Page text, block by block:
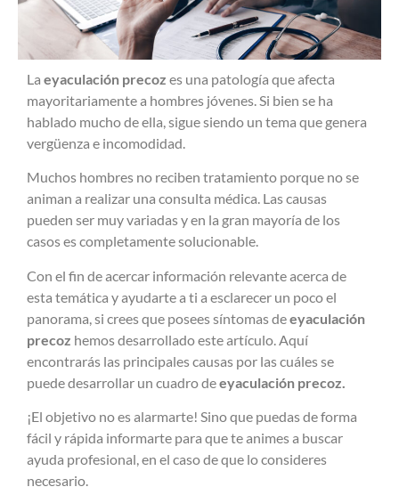
La eyaculación precoz es una patología que afecta
mayoritariamente a hombres jóvenes. Si bien se ha
hablado mucho de ella, sigue siendo un tema que genera
vergüenza e incomodidad.
Muchos hombres no reciben tratamiento porque no se
animan a realizar una consulta médica. Las causas
pueden ser muy variadas y en la gran mayoría de los
casos es completamente solucionable.
Con el fin de acercar información relevante acerca de
esta temática y ayudarte a ti a esclarecer un poco el
panorama, si crees que posees síntomas deeyaculación
precoz hemos desarrollado este artículo. Aquí
encontrarás las principales causas por las cuáles se
puede desarrollar un cuadro deeyaculación precoz.
¡El objetivo no es alarmarte! Sino que puedas de forma
fácil y rápida informarte para que te animes a buscar
ayuda profesional, en el caso de que lo consideres
necesario.